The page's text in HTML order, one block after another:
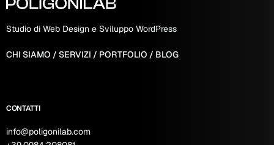
Studio di Web Design e Sviluppo WordPress
CHI SIAMO / SERVIZI / PORTFOLIO / BLOG
CONTATTI
info@poligonilab.com